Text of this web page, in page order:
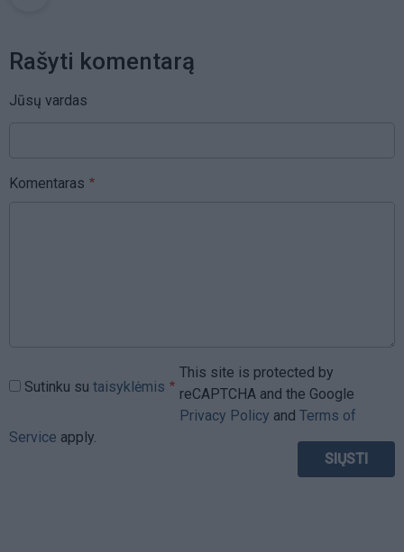
Rašyti komentarą
Jūsų vardas
Komentaras
Sutinku su taisyklėmis
This site is protected by
reCAPTCHA and the Google
Privacy Policy and Terms of
Service apply.